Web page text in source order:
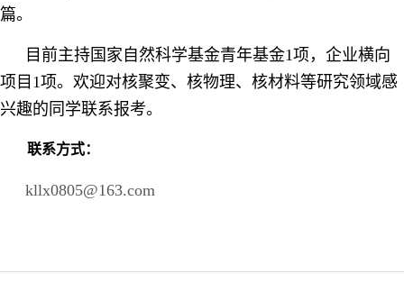
篇。
目前主持国家自然科学基金青年基金1项，企业横向
项目1项。欢迎对核聚变、核物理、核材料等研究领域感
兴趣的同学联系报考。
联系方式：
kllx0805@163.com